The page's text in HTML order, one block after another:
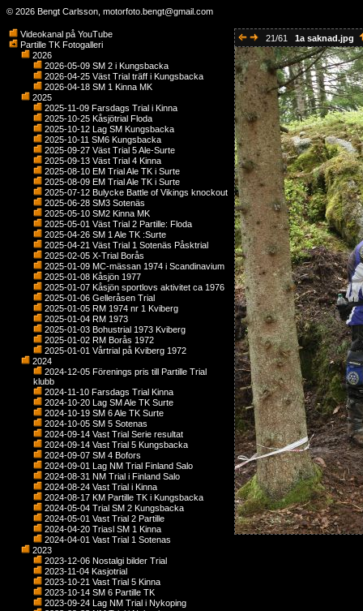
© 2026 Bengt Carlsson, motorfoto.bengt@gmail.com
Videokanal på YouTube
Partille TK Fotogalleri
2026
2026-05-09 SM 2 i Kungsbacka
2026-04-25 Väst Trial träff i Kungsbacka
2026-04-18 SM 1 Kinna MK
2025
2025-11-09 Farsdags Trial i Kinna
2025-10-25 Kåsjötrial Floda
2025-10-12 Lag SM Kungsbacka
2025-10-11 SM6 Kungsbacka
2025-09-27 Väst Trial 5 Ale-Surte
2025-09-13 Väst Trial 4 Kinna
2025-08-10 EM Trial Ale TK i Surte
2025-08-09 EM Trial Ale TK i Surte
2025-07-12 Bulycke Battle of Vikings knockout
2025-06-28 SM3 Sotenäs
2025-05-10 SM2 Kinna MK
2025-05-01 Väst Trial 2 Partille: Floda
2025-04-26 SM 1 Ale TK :Surte
2025-04-21 Väst Trial 1 Sotenäs Påsktrial
2025-02-05 X-Trial Borås
2025-01-09 MC-mässan 1974 i Scandinavium
2025-01-08 Kåsjön 1977
2025-01-07 Kåsjön sportlovs aktivitet ca 1976
2025-01-06 Gelleråsen Trial
2025-01-05 RM 1974 nr 1 Kviberg
2025-01-04 RM 1973
2025-01-03 Bohustrial 1973 Kviberg
2025-01-02 RM Borås 1972
2025-01-01 Vårtrial på Kviberg 1972
2024
2024-12-05 Förenings pris till Partille Trial
klubb
2024-11-10 Farsdags Trial Kinna
2024-10-20 Lag SM Ale TK Surte
2024-10-19 SM 6 Ale TK Surte
2024-10-05 SM 5 Sotenas
2024-09-14 Vast Trial Serie resultat
2024-09-14 Vast Trial 5 Kungsbacka
2024-09-07 SM 4 Bofors
2024-09-01 Lag NM Trial Finland Salo
2024-08-31 NM Trial i Finland Salo
2024-08-24 Vast Trial i Kinna
2024-08-17 KM Partille TK i Kungsbacka
2024-05-04 Trial SM 2 Kungsbacka
2024-05-01 Vast Trial 2 Partille
2024-04-20 Triasl SM 1 Kinna
2024-04-01 Vast Trial 1 Sotenas
2023
2023-12-06 Nostalgi bilder Trial
2023-11-04 Kasjotrial
2023-10-21 Vast Trial 5 Kinna
2023-10-14 SM 6 Partille TK
2023-09-24 Lag NM Trial i Nykoping
21/61 1a saknad.jpg